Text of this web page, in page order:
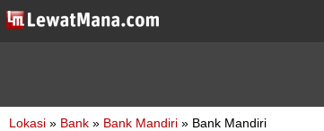
Lokasi » Bank » Bank Mandiri » Bank Mandiri